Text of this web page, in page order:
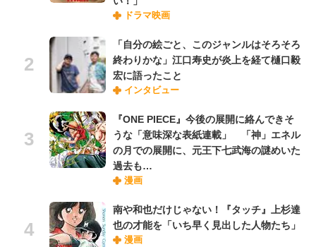
ドラマ映画
「自分の絵ごと、このジャンルはそろそろ
終わりかな」江口寿史が炎上を経て樋口毅
宏に語ったこと
インタビュー
『ONE PIECE』今後の展開に絡んできそ
うな「意味深な表紙連載」 「神」エネル
の月での展開に、元王下七武海の謎めいた
過去も…
漫画
南や和也だけじゃない！『タッチ』上杉達
也の才能を「いち早く見出した人物たち」
漫画